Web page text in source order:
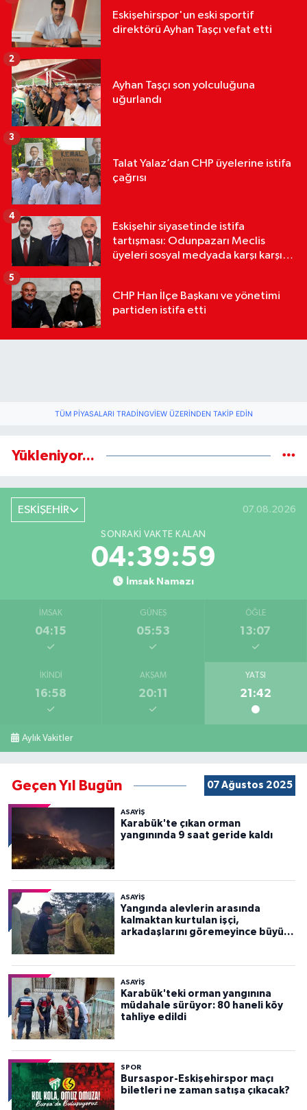
Eskişehirspor'un eski sportif
direktörü Ayhan Taşçı vefat etti
Ayhan Taşçı son yolculuğuna
uğurlandı
2
Talat Yalaz’dan CHP üyelerine istifa
çağrısı
3
Eskişehir siyasetinde istifa
tartışması: Odunpazarı Meclis
üyeleri sosyal medyada karşı karşıya
4
CHP Han İlçe Başkanı ve yönetimi
partiden istifa etti
5
TÜM PIYASALARI TRADINGVIEW ÜZERINDEN TAKIP EDIN
Yükleniyor...
ESKİŞEHİR 07.08.2026
SONRAKI VAKTE KALAN
04:39:58
İmsak Namazı
İMSAK
04:15
GÜNEŞ
05:53
ÖĞLE
13:07
İKINDI
16:58
AKŞAM
20:11
YATSI
21:42
Aylık Vakitler
Geçen Yıl Bugün 07 Ağustos 2025
ASAYİŞ
Karabük'te çıkan orman
yangınında 9 saat geride kaldı
ASAYİŞ
Yangında alevlerin arasında
kalmaktan kurtulan işçi,
arkadaşlarını göremeyince büyük
ASAYİŞ
Karabük'teki orman yangınına
müdahale sürüyor: 80 haneli köy
tahliye edildi
SPOR
Bursaspor-Eskişehirspor maçı
biletleri ne zaman satışa çıkacak?